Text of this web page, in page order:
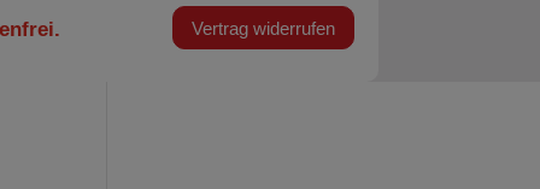
Vertrag widerrufen